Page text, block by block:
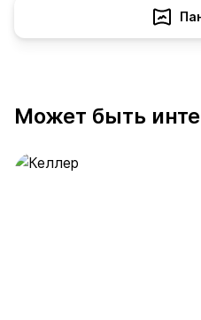
Может быть